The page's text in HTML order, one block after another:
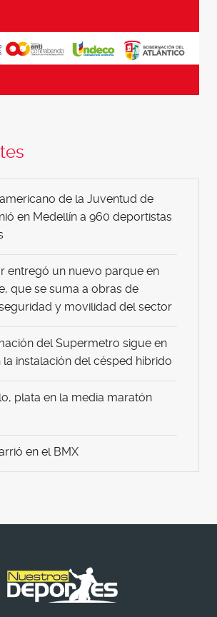
de la Juventud de
en Medellín a 960 deportistas
entregó un nuevo parque en
que se suma a obras de
y movilidad del sector
del Supermetro sigue en
instalación del césped híbrido
plata en la media maratón
en el BMX